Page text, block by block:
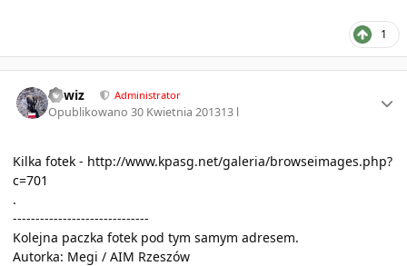
1
sirwiz Administrator
Opublikowano30 Kwietnia 201313 l
Kilka fotek - http://www.kpasg.net/galeria/browseimages.php?
c=701
.
------------------------------
Kolejna paczka fotek pod tym samym adresem.
Autorka: Megi / AIM Rzeszów